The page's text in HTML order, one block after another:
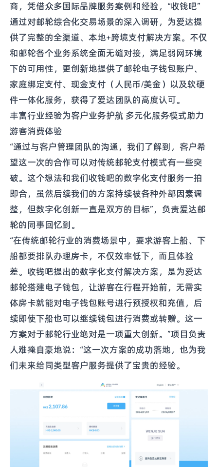
商，凭借众多国际品牌服务案例和经验，“收钱吧”
通过对邮轮综合化交易场景的深入调研，为爱达提
供了完整的全渠道、本地+跨境支付解决方案。不仅
和邮轮各个业务系统全面无缝对接，满足弱网环境
下的可用性，更创新地提供了邮轮电子钱包账户、
家庭绑定支付、现金支付（人民币/美金）以及软硬
件一体化服务，获得了爱达团队的高度认可。
丰富行业经验为客户业务护航 多元化服务模式助力
游客消费体验
“通过与客户管理团队的沟通，我们了解到，客户希
望这一次的合作可以对传统邮轮支付模式有一些突
破。这个想法和我们收钱吧的数字化支付服务一拍
即合，虽然后续我们的方案持续被各种外部因素调
整，但数字化创新一直是双方的目标”，负责爱达邮
轮的同事回忆到。
“在传统邮轮行业的消费场景中，要求游客上船、下
船都要排队办理房卡，不仅效率低下，而且体验
差。收钱吧提出的数字化支付解决方案，是为爱达
邮轮搭建电子钱包，让游客在行程开始前，无需实
体房卡就能对电子钱包账号进行预授权和充值，后
续即使下船也可以继续钱包进行消费或转赠。这一
方案对于邮轮行业绝对是一项重大创新。”项目负责
人难掩自豪地说：“这一次方案的成功落地，也为我
们未来给同类型客户服务提供了宝贵的经验。